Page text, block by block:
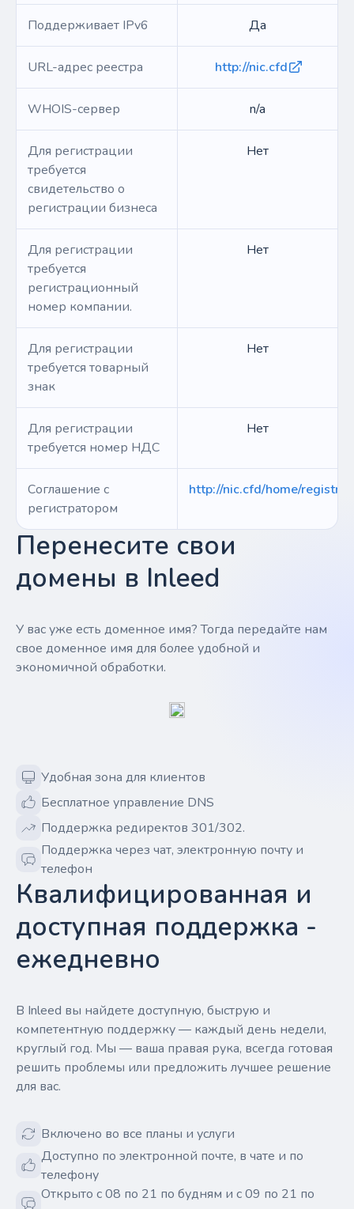
Поддерживает IPv6 Да
URL-адрес реестра http://nic.cfd
WHOIS-сервер n/a
Для регистрации
требуется
свидетельство о
регистрации бизнеса
Нет
Для регистрации
требуется
регистрационный
номер компании.
Нет
Для регистрации
требуется товарный
знак
Нет
Для регистрации
требуется номер НДС
Нет
Соглашение с
регистратором
http://nic.cfd/home/
Перенесите свои
домены в Inleed
У вас уже есть доменное имя? Тогда передайте нам
свое доменное имя для более удобной и
экономичной обработки.
Удобная зона для клиентов
Бесплатное управление DNS
Поддержка редиректов 301/302.
Поддержка через чат, электронную почту и
телефон
Квалифицированная и
доступная поддержка -
ежедневно
В Inleed вы найдете доступную, быструю и
компетентную поддержку — каждый день недели,
круглый год. Мы — ваша правая рука, всегда готовая
решить проблемы или предложить лучшее решение
для вас.
Включено во все планы и услуги
Доступно по электронной почте, в чате и по
телефону
Открыто с 08 по 21 по будням и с 09 по 21 по